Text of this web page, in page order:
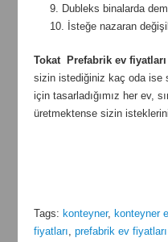
9. Dubleks binalarda
10. İsteğe nazaran
Tokat Prefabrik ev fiyatları
sizin istediğiniz kaç oda ise
için tasarladığımız her ev,
üretmektense sizin
Tags: konteyner, konteyner
fiyatları, prefabrik ev